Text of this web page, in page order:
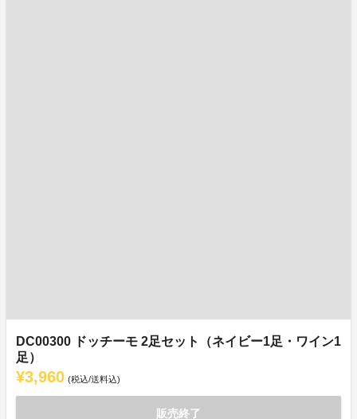
DC00300 ドッチーモ 2足セット（ネイビー1足・ワイン1
足）
¥3,960 (税込/送料込)
販売終了